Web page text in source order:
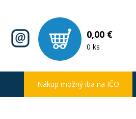
0,00 €
0 ks
Nákup možný iba na IČO